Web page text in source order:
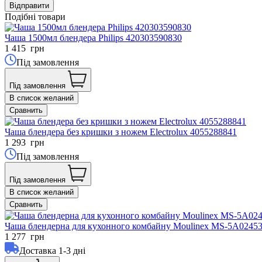
Подібні товари
Чаша 1500мл блендера Philips 420303590830
1 415 грн
Під замовлення
Під замовлення
В список желаний
Сравнить
Чаша блендера без кришки з ножем Electrolux 4055288841
1 293 грн
Під замовлення
Під замовлення
В список желаний
Сравнить
Чаша блендерна для кухонного комбайну Moulinex MS-5A02453
1 277 грн
Доставка 1-3 дні